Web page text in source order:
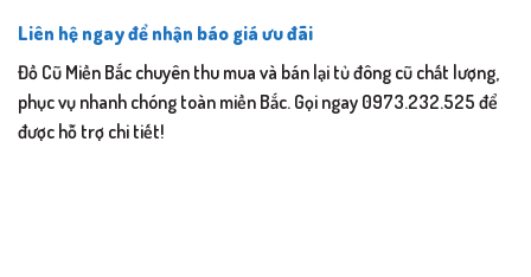
Liên hệ ngay để nhận báo giá ưu đãi
Đồ Cũ Miền Bắc chuyên thu mua và bán lại tủ đông cũ chất lượng,
phục vụ nhanh chóng toàn miền Bắc. Gọi ngay 0973.232.525 để
được hỗ trợ chi tiết!